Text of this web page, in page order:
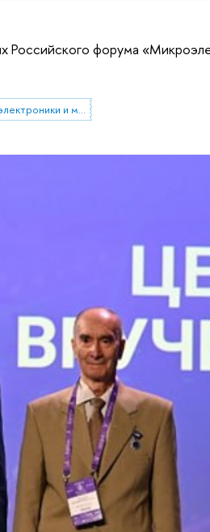
форума
Московский институт электроники и математики им. А.Н. Тихонова